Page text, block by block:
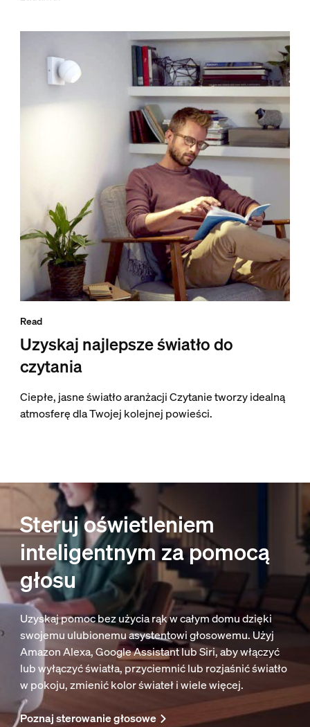
Read
Uzyskaj najlepsze światło do
czytania
Ciepłe, jasne światło aranżacji Czytanie tworzy idealną
atmosferę dla Twojej kolejnej powieści.
Steruj oświetleniem
inteligentnym za pomocą
głosu
Uzyskaj pomoc bez użycia rąk w całym domu dzięki
swojemu ulubionemu asystentowi głosowemu. Użyj
Amazon Alexa, Google Assistant lub Siri, aby włączyć
lub wyłączyć światła, przyciemnić lub rozjaśnić światło
w pokoju, zmienić kolor świateł i wiele więcej.
Poznaj sterowanie głosowe